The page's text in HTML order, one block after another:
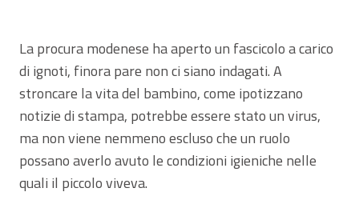
La procura modenese ha aperto un fascicolo a carico
di ignoti, finora pare non ci siano indagati. A
stroncare la vita del bambino, come ipotizzano
notizie di stampa, potrebbe essere stato un virus,
ma non viene nemmeno escluso che un ruolo
possano averlo avuto le condizioni igieniche nelle
quali il piccolo viveva.